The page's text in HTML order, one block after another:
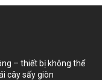
– thiết bị không thể
cây sấy giòn